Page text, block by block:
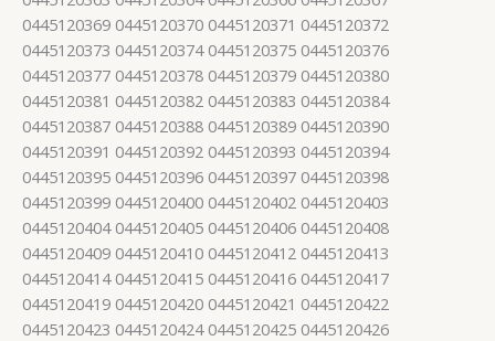
0445120369 0445120370 0445120371 0445120372
0445120373 0445120374 0445120375 0445120376
0445120377 0445120378 0445120379 0445120380
0445120381 0445120382 0445120383 0445120384
0445120387 0445120388 0445120389 0445120390
0445120391 0445120392 0445120393 0445120394
0445120395 0445120396 0445120397 0445120398
0445120399 0445120400 0445120402 0445120403
0445120404 0445120405 0445120406 0445120408
0445120409 0445120410 0445120412 0445120413
0445120414 0445120415 0445120416 0445120417
0445120419 0445120420 0445120421 0445120422
0445120423 0445120424 0445120425 0445120426